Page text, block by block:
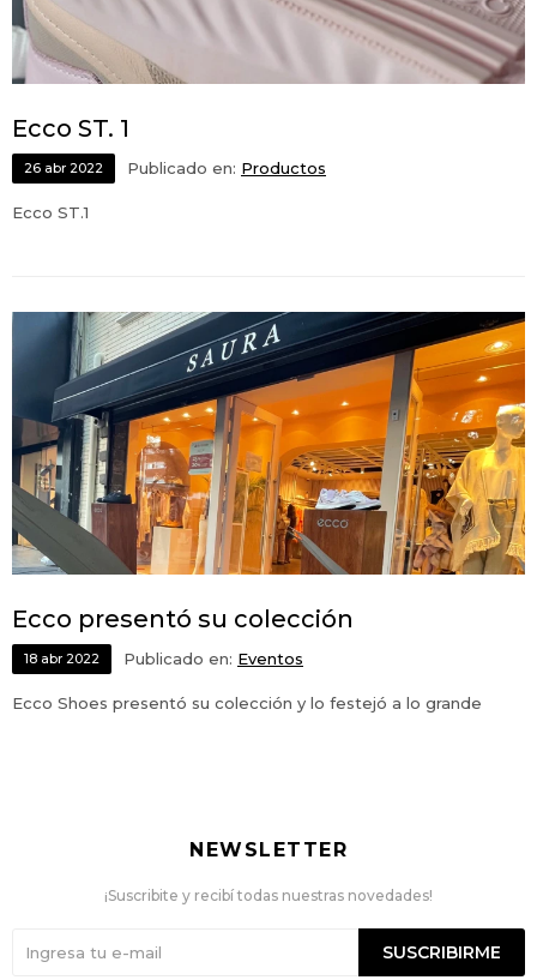
Ecco ST. 1
26 abr 2022 Publicado en: Productos
Ecco ST.1
Ecco presentó su colección
18 abr 2022 Publicado en: Eventos
Ecco Shoes presentó su colección y lo festejó a lo grande
NEWSLETTER
¡Suscribite y recibí todas nuestras novedades!
SUSCRIBIRME